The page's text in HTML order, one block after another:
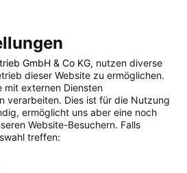
POSTS BY TAG
1 BEITRAG
GmbH & Co KG, nutzen diverse
dieser Website zu ermöglichen.
mit externen Diensten
verarbeiten. Dies ist für die Nutzung
ermöglicht uns aber eine noch
Website-Besuchern. Falls
treffen: